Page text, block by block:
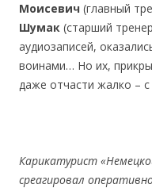
Моисевич (главный
Шумак (старший
аудиозаписей,
воинами… Но их,
даже отчасти жалко –
Карикатурист «
среагировал